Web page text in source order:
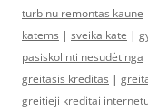
turbinu remontas kaune
katems | sveika kate |
pasiskolinti nesudėtinga
greitasis kreditas |
greitieji kreditai